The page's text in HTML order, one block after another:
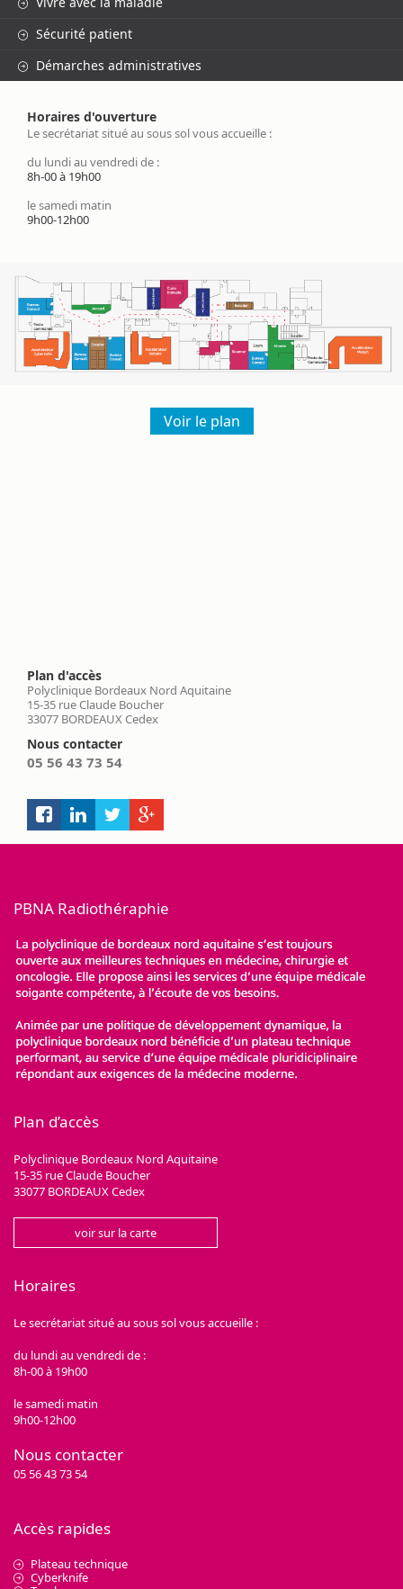
Sécurité patient
Démarches administratives
Horaires d'ouverture
Le secrétariat situé au sous sol vous accueille :
du lundi au vendredi de :
8h-00 à 19h00
le samedi matin
9h00-12h00
Voir le plan
Plan d'accès
Polyclinique Bordeaux Nord Aquitaine
15-35 rue Claude Boucher
33077 BORDEAUX Cedex
Nous contacter
05 56 43 73 54
PBNA Radiothéraphie
Plan d’accès
Polyclinique Bordeaux Nord Aquitaine
15-35 rue Claude Boucher
33077 BORDEAUX Cedex
voir sur la carte
Horaires
Le secrétariat situé au sous sol vous accueille :
du lundi au vendredi de :
8h-00 à 19h00
le samedi matin
9h00-12h00
Nous contacter
05 56 43 73 54
Accès rapides
Plateau technique
Cyberknife